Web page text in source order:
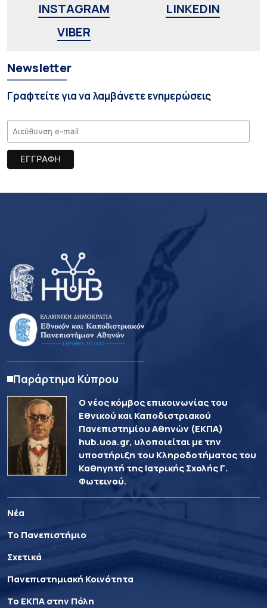
INSTAGRAM
LINKEDIN
VIBER
Newsletter
Γραφτείτε για να λαμβάνετε ενημερώσεις
Παράρτημα Κύπρου
Ο νέος κόμβος επικοινωνίας του
Εθνικού και Καποδιστριακού
Πανεπιστημίου Αθηνών (ΕΚΠΑ)
hub.uoa.gr, υλοποιείται με την
υποστήριξη του Κληροδοτήματος του
Καθηγητή της Ιατρικής Σχολής Γ.
Φωτεινού.
Νέα
Το Πανεπιστήμιο
Σχετικά
Πανεπιστημιακή Κοινότητα
Το ΕΚΠΑ στην Πόλη